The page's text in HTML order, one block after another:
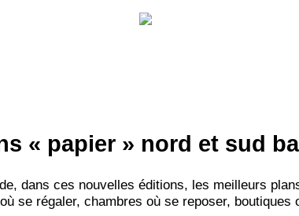
« papier » nord et sud
dans ces nouvelles éditions, les meilleurs
se régaler, chambres où se reposer, boutiques